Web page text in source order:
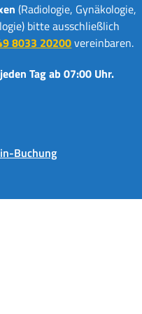
(Radiologie, Gynäkologie,
bitte ausschließlich
8033 20200vereinbaren.
Tag ab 07:00 Uhr.
Buchung